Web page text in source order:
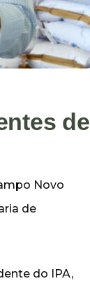
de
Novo
de
do IPA,